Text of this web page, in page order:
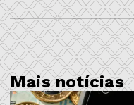
Mais notícias